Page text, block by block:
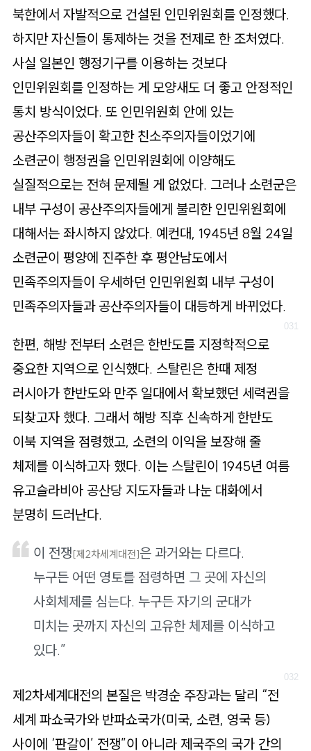
북한에서 자발적으로 건설된 인민위원회를 인정했다.
하지만 자신들이 통제하는 것을 전제로 한 조처였다.
사실 일본인 행정기구를 이용하는 것보다
인민위원회를 인정하는 게 모양새도 더 좋고 안정적인
통치 방식이었다. 또 인민위원회 안에 있는
공산주의자들이 확고한 친소주의자들이었기에
소련군이 행정권을 인민위원회에 이양해도
실질적으로는 전혀 문제될 게 없었다. 그러나 소련군은
내부 구성이 공산주의자들에게 불리한 인민위원회에
대해서는 좌시하지 않았다. 예컨대, 1945년 8월 24일
소련군이 평양에 진주한 후 평안남도에서
민족주의자들이 우세하던 인민위원회 내부 구성이
민족주의자들과 공산주의자들이 대등하게 바뀌었다.
한편, 해방 전부터 소련은 한반도를 지정학적으로
중요한 지역으로 인식했다. 스탈린은 한때 제정
러시아가 한반도와 만주 일대에서 확보했던 세력권을
되찾고자 했다. 그래서 해방 직후 신속하게 한반도
이북 지역을 점령했고, 소련의 이익을 보장해 줄
체제를 이식하고자 했다. 이는 스탈린이 1945년 여름
유고슬라비아 공산당 지도자들과 나눈 대화에서
분명히 드러난다.
이 전쟁[제2차세계대전]은 과거와는 다르다.
누구든 어떤 영토를 점령하면 그 곳에 자신의
사회체제를 심는다. 누구든 자기의 군대가
미치는 곳까지 자신의 고유한 체제를 이식하고
있다.”
제2차세계대전의 본질은 박경순 주장과는 달리 “전
세계 파쇼국가와 반파쇼국가(미국, 소련, 영국 등)
사이에 ‘판갈이’ 전쟁”이 아니라 제국주의 국가 간의